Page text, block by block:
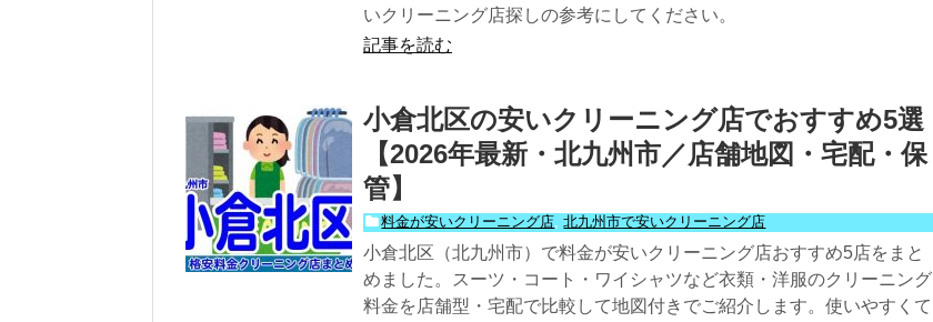
いクリーニング店探しの参考にしてください。
記事を読む
小倉北区の安いクリーニング店でおすすめ5選
【2026年最新・北九州市／店舗地図・宅配・保
管】
料金が安いクリーニング店,北九州市で安いクリーニング店
小倉北区（北九州市）で料金が安いクリーニング店おすすめ5店をまと
めました。スーツ・コート・ワイシャツなど衣類・洋服のクリーニング
料金を店舗型・宅配で比較して地図付きでご紹介します。使いやすくて